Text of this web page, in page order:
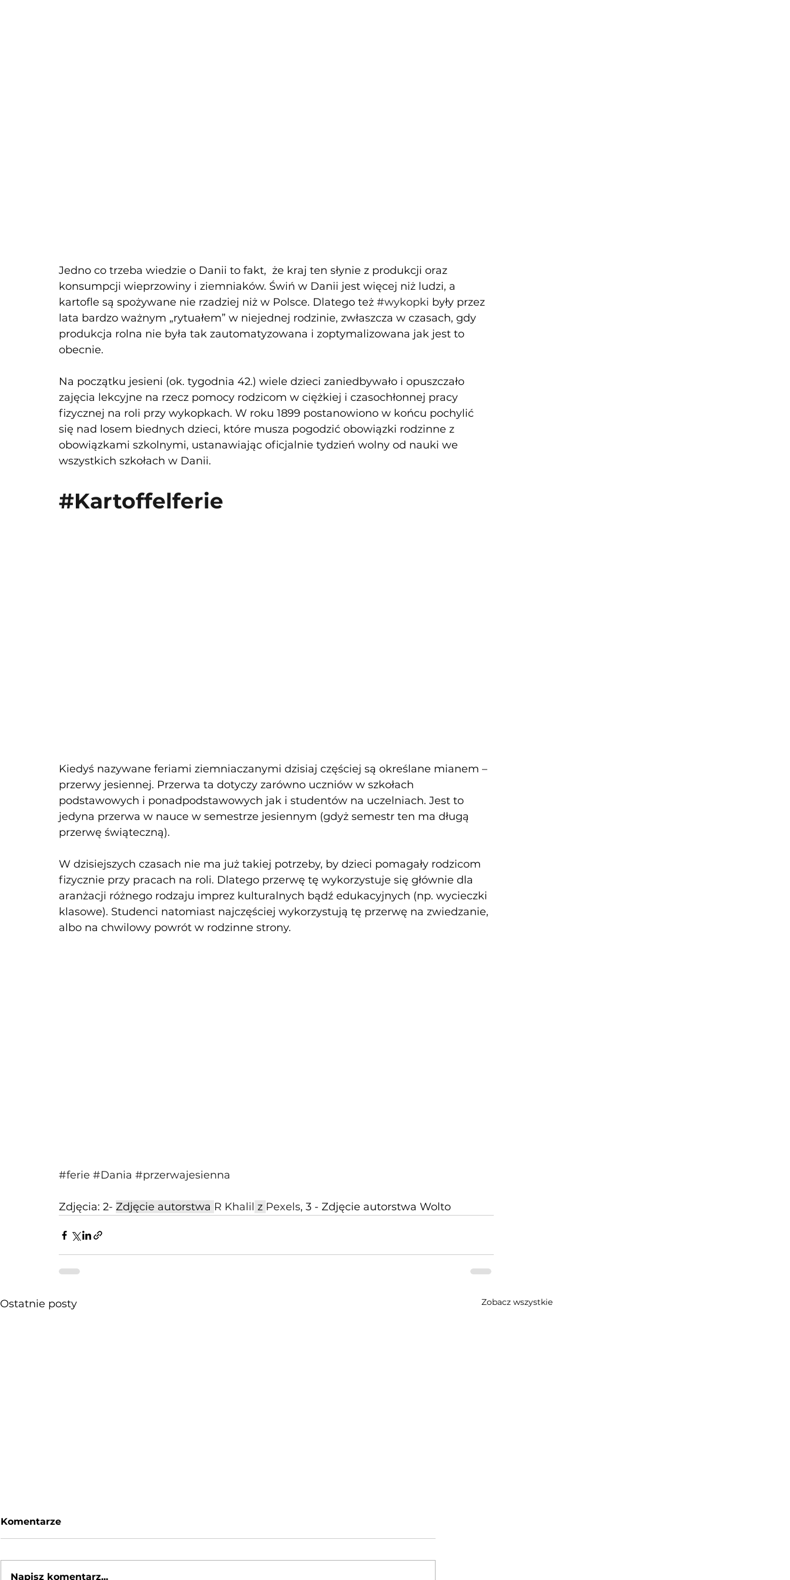
Jedno co trzeba wiedzie o Danii to fakt,  że kraj ten słynie z produkcji oraz
konsumpcji wieprzowiny i ziemniaków. Świń w Danii jest więcej niż ludzi, a
kartofle są spożywane nie rzadziej niż w Polsce. Dlatego też #wykopki były przez
lata bardzo ważnym „rytuałem” w niejednej rodzinie, zwłaszcza w czasach, gdy
produkcja rolna nie była tak zautomatyzowana i zoptymalizowana jak jest to
obecnie.
Na początku jesieni (ok. tygodnia 42.) wiele dzieci zaniedbywało i opuszczało
zajęcia lekcyjne na rzecz pomocy rodzicom w ciężkiej i czasochłonnej pracy
fizycznej na roli przy wykopkach. W roku 1899 postanowiono w końcu pochylić
się nad losem biednych dzieci, które musza pogodzić obowiązki rodzinne z
obowiązkami szkolnymi, ustanawiając oficjalnie tydzień wolny od nauki we
wszystkich szkołach w Danii.
#Kartoffelferie
Kiedyś nazywane feriami ziemniaczanymi dzisiaj częściej są określane mianem –
przerwy jesiennej. Przerwa ta dotyczy zarówno uczniów w szkołach
podstawowych i ponadpodstawowych jak i studentów na uczelniach. Jest to
jedyna przerwa w nauce w semestrze jesiennym (gdyż semestr ten ma długą
przerwę świąteczną).
W dzisiejszych czasach nie ma już takiej potrzeby, by dzieci pomagały rodzicom
fizycznie przy pracach na roli. Dlatego przerwę tę wykorzystuje się głównie dla
aranżacji różnego rodzaju imprez kulturalnych bądź edukacyjnych (np. wycieczki
klasowe). Studenci natomiast najczęściej wykorzystują tę przerwę na zwiedzanie,
albo na chwilowy powrót w rodzinne strony.
#ferie #Dania #przerwajesienna
Zdjęcia: 2- Zdjęcie autorstwa R Khalil z Pexels, 3 - Zdjęcie autorstwa Wolto
Ostatnie posty Zobacz wszystkie
Komentarze
Napisz komentarz...